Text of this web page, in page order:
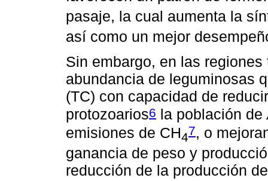
pasaje, la cual aumenta la
así como un mejor
Sin embargo, en las
abundancia de leguminosas
(TC) con capacidad de
protozoarios6 la población de
emisiones de CH47, o
ganancia de peso y
reducción de la producción